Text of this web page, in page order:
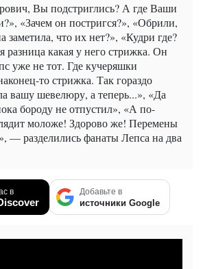
Вы подстриглись? А где Ваши
«Зачем он постригся?», «Обрили,
заметила, что их нет?», «Кудри где?
разница какая у него стрижка. Он
уже не тот. Где кучеряшки
то стрижка. Так гораздо
вашу шевелюру, а теперь...», «Да
бороду не отпустил», «А по-
моложе! Здорово же! Перемены
— разделились фанаты Лепса на два
в Добавьте в
источники Google